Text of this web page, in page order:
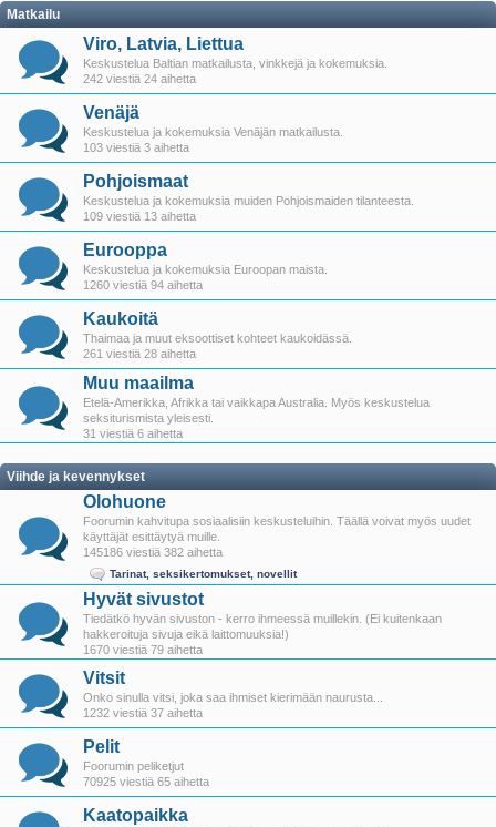
Matkailu
Viro, Latvia, Liettua
Keskustelua Baltian matkailusta, vinkkejä ja kokemuksia.
242 viestiä 24 aihetta
Venäjä
Keskustelua ja kokemuksia Venäjän matkailusta.
103 viestiä 3 aihetta
Pohjoismaat
Keskustelua ja kokemuksia muiden Pohjoismaiden tilanteesta.
109 viestiä 13 aihetta
Eurooppa
Keskustelua ja kokemuksia Euroopan maista.
1260 viestiä 94 aihetta
Kaukoitä
Thaimaa ja muut eksoottiset kohteet kaukoidässä.
261 viestiä 28 aihetta
Muu maailma
Etelä-Amerikka, Afrikka tai vaikkapa Australia. Myös keskustelua
seksiturismista yleisesti.
31 viestiä 6 aihetta
Viihde ja kevennykset
Olohuone
Foorumin kahvitupa sosiaalisiin keskusteluihin. Täällä voivat myös uudet
käyttäjät esittäytyä muille.
145186 viestiä 382 aihetta
Tarinat, seksikertomukset, novellit
Hyvät sivustot
Tiedätkö hyvän sivuston - kerro ihmeessä muillekin. (Ei kuitenkaan
hakkeroituja sivuja eikä laittomuuksia!)
1670 viestiä 79 aihetta
Vitsit
Onko sinulla vitsi, joka saa ihmiset kierimään naurusta...
1232 viestiä 37 aihetta
Pelit
Foorumin peliketjut
70925 viestiä 65 aihetta
Kaatopaikka